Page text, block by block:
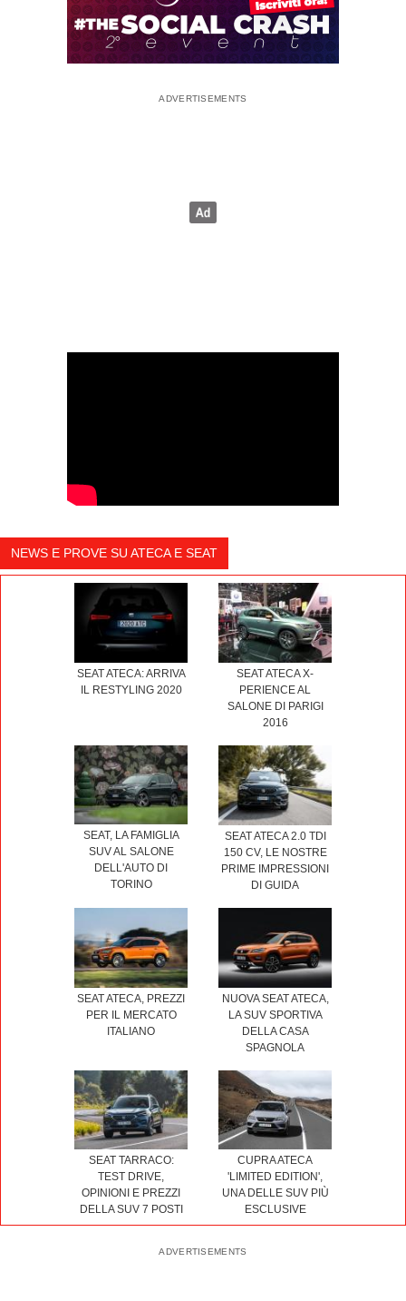
NEWS E PROVE SU ATECA E SEAT
SEAT ATECA: ARRIVA
IL RESTYLING 2020
SEAT ATECA X-
PERIENCE AL
SALONE DI PARIGI
2016
SEAT, LA FAMIGLIA
SUV AL SALONE
DELL'AUTO DI
TORINO
SEAT ATECA 2.0 TDI
150 CV, LE NOSTRE
PRIME IMPRESSIONI
DI GUIDA
SEAT ATECA, PREZZI
PER IL MERCATO
ITALIANO
NUOVA SEAT ATECA,
LA SUV SPORTIVA
DELLA CASA
SPAGNOLA
SEAT TARRACO:
TEST DRIVE,
OPINIONI E PREZZI
DELLA SUV 7 POSTI
CUPRA ATECA
'LIMITED EDITION',
UNA DELLE SUV PIÙ
ESCLUSIVE